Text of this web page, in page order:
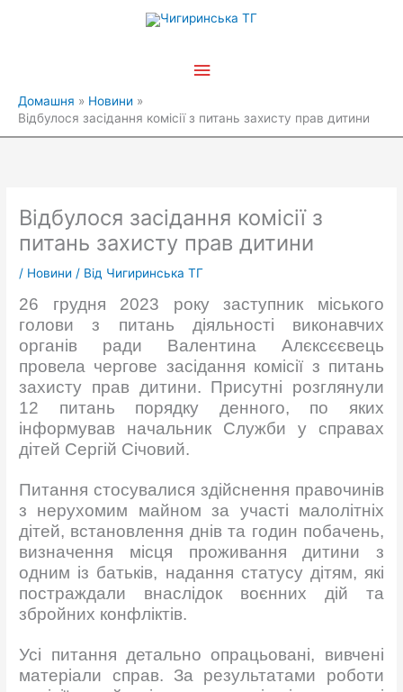
Головне
Домашня
Новини
Відбулося засідання комісії з питань захисту прав дитини
Відбулося засідання комісії з
питань захисту прав дитини
/ Новини / Від Чигиринська ТГ
26 грудня 2023 року заступник міського
голови з питань діяльності виконавчих
органів ради Валентина Алєксєєвець
провела чергове засідання комісії з питань
захисту прав дитини. Присутні розглянули
12 питань порядку денного, по яких
інформував начальник Служби у справах
дітей Сергій Січовий.
Питання стосувалися здійснення правочинів
з нерухомим майном за участі малолітніх
дітей, встановлення днів та годин побачень,
визначення місця проживання дитини з
одним із батьків, надання статусу дітям, які
постраждали внаслідок воєнних дій та
збройних конфліктів.
Усі питання детально опрацьовані, вивчені
матеріали справ. За результатами роботи